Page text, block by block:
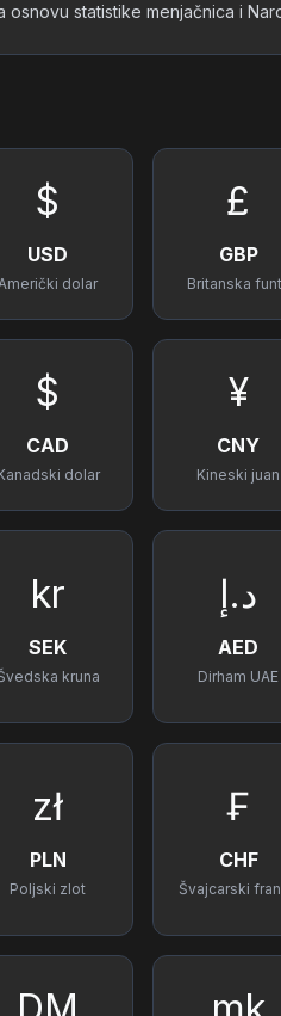
osnovu statistike menjačnica i
$
USD
dolar
£
GBP
Britanska
$
CAD
dolar
¥
CNY
Kineski juan
kr
SEK
kruna
د.إ
AED
Dirham UAE
zł
PLN
Poljski zlot
₣
CHF
Švajcarski